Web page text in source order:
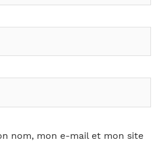
nom, mon e-mail et mon site